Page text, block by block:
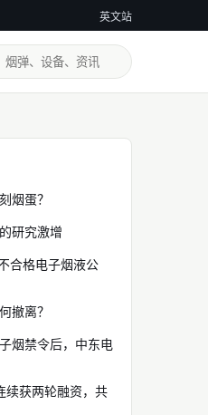
英文站
烟蛋？
研究激增
合格电子烟液公
撤离？
烟禁令后，中东电
续获两轮融资，共